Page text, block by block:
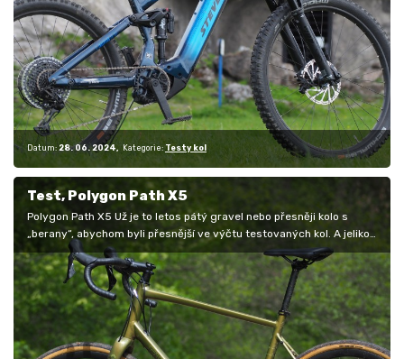
Datum: 28. 06. 2024 Kategorie: Testy kol
Test, Polygon Path X5
Polygon Path X5 Už je to letos pátý gravel nebo přesněji kolo s
„berany“, abychom byli přesnější ve výčtu testovaných kol. A jelikož
máme…